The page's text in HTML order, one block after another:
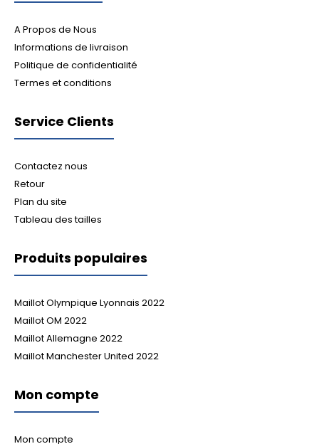
A Propos de Nous
Informations de livraison
Politique de confidentialité
Termes et conditions
Service Clients
Contactez nous
Retour
Plan du site
Tableau des tailles
Produits populaires
Maillot Olympique Lyonnais 2022
Maillot OM 2022
Maillot Allemagne 2022
Maillot Manchester United 2022
Mon compte
Mon compte